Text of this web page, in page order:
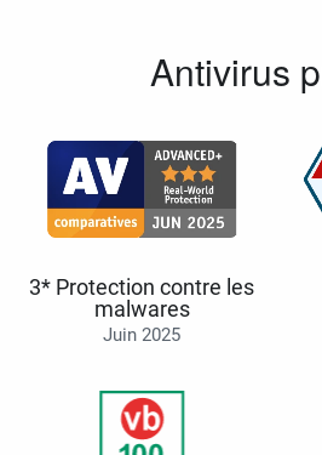
Antivirus
3* Protection contre les
malwares
Juin 2025